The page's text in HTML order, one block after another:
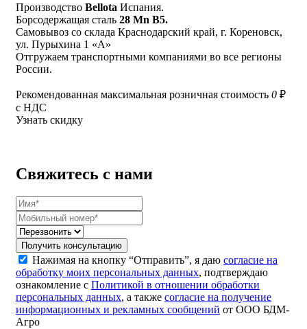
Производство Bellota Испания.
Борсодержащая сталь 28 Mn B5.
Самовывоз со склада Краснодарский край, г. Кореновск,
ул. Пурыхина 1 «А»
Отгружаем транспортными компаниями во все регионы
России.
Рекомендованная максимальная розничная стоимость 0 ₽
с НДС
Узнать скидку
Свяжитесь с нами
Получить консультацию
Нажимая на кнопку “Отправить”, я даю согласие на
обработку моих персональных данных, подтверждаю
ознакомление с Политикой в отношении обработки
персональных данных, а также согласие на получение
информационных и рекламных сообщений от ООО БДМ-
Агро